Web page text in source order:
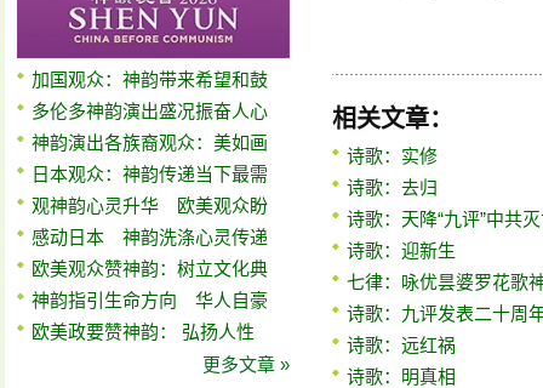
加国观众：神韵带来希望和鼓
多伦多神韵演出盛况振奋人心
神韵演出各族裔观众：美如画
日本观众：神韵传递当下最需
观神韵心灵升华 欧美观众盼
感动日本 神韵洗涤心灵传递
欧美观众赞神韵：树立文化典
神韵指引生命方向 华人自豪
欧美政要赞神韵： 弘扬人性
更多文章 »
相关文章：
诗歌：实修
诗歌：去归
诗歌：天降“九评”中共
诗歌：迎新生
七律：咏优昙婆罗花歌
诗歌：九评发表二十周
诗歌：远红祸
诗歌：明真相